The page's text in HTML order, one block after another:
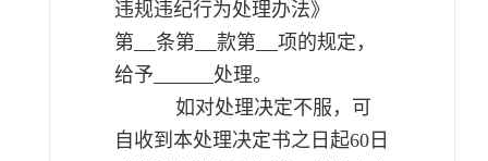
违规违纪行为处理办法》
第
条第 款第
项的规定，
给予
处理。
如对处理决定不服，可
自收到本处理决定书之日起60 日